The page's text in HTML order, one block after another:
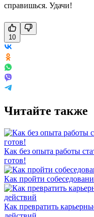
справишься. Удачи!
10
Читайте также
Как без опыта работы
готов!
Как пройти
Как превратить